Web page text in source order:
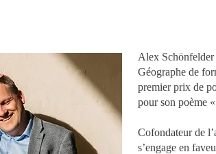
Alex Schönfelder
Géographe de
premier prix de
pour son poème
Cofondateur de
s’engage en